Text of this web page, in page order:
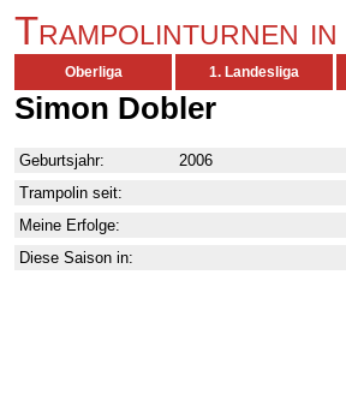
Trampolinturnen in
Oberliga 1. Landesliga
Simon Dobler
Geburtsjahr:
2006
Trampolin seit:
Meine Erfolge:
Diese Saison in: